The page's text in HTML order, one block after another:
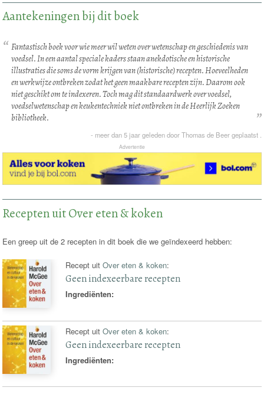
Aantekeningen bij dit boek
Fantastisch boek voor wie meer wil weten over wetenschap en geschiedenis van
voedsel. In een aantal speciale kaders staan anekdotische en historische
illustraties die soms de vorm krijgen van (historische) recepten. Hoeveelheden
en werkwijze ontbreken zodat het geen maakbare recepten zijn. Daarom ook
niet geschikt om te indexeren. Toch mag dit standaardwerk over voedsel,
voedselwetenschap en keukentechniek niet ontbreken in de Heerlijk Zoeken
bibliotheek.
- meer dan 5 jaargeleden doorThomas de Beergeplaatst .
Advertentie
Recepten uit Over eten & koken
Een greep uit de 2 recepten in dit boek die we geïndexeerd hebben:
Recept uitOver eten & koken:
Geen indexeerbare recepten
Ingrediënten:
Recept uitOver eten & koken:
Geen indexeerbare recepten
Ingrediënten: